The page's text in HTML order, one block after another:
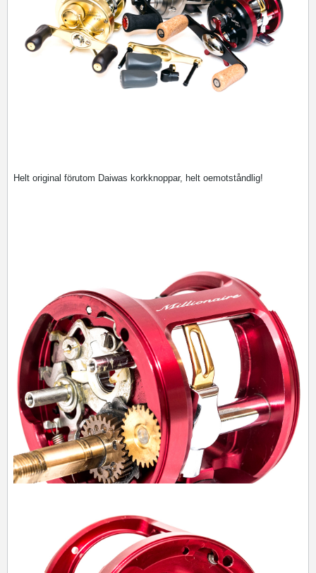
Helt original förutom Daiwas korkknoppar, helt oemotståndlig!